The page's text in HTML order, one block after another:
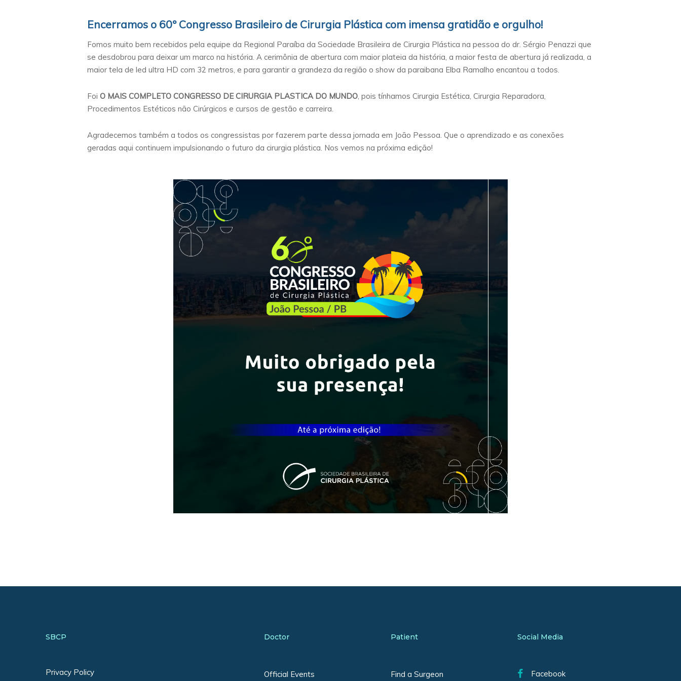
Encerramos o 60º Congresso Brasileiro de Cirurgia Plástica com imensa gratidão e orgulho!
Fomos muito bem recebidos pela equipe da Regional Paraíba da Sociedade Brasileira de Cirurgia Plástica na pessoa do dr. Sérgio Penazzi que
se desdobrou para deixar um marco na história. A cerimônia de abertura com maior plateia da história, a maior festa de abertura já realizada, a
maior tela de led ultra HD com 32 metros, e para garantir a grandeza da região o show da paraibana Elba Ramalho encantou a todos.
FoiO MAIS COMPLETO CONGRESSO DE CIRURGIA PLASTICA DO MUNDO, pois tínhamos Cirurgia Estética, Cirurgia Reparadora,
Procedimentos Estéticos não Cirúrgicos e cursos de gestão e carreira.
Agradecemos também a todos os congressistas por fazerem parte dessa jornada em João Pessoa. Que o aprendizado e as conexões
geradas aqui continuem impulsionando o futuro da cirurgia plástica. Nos vemos na próxima edição!
SBCP
Privacy Policy
Doctor
Official Events
Patient
Find a Surgeon
Social Media
Facebook